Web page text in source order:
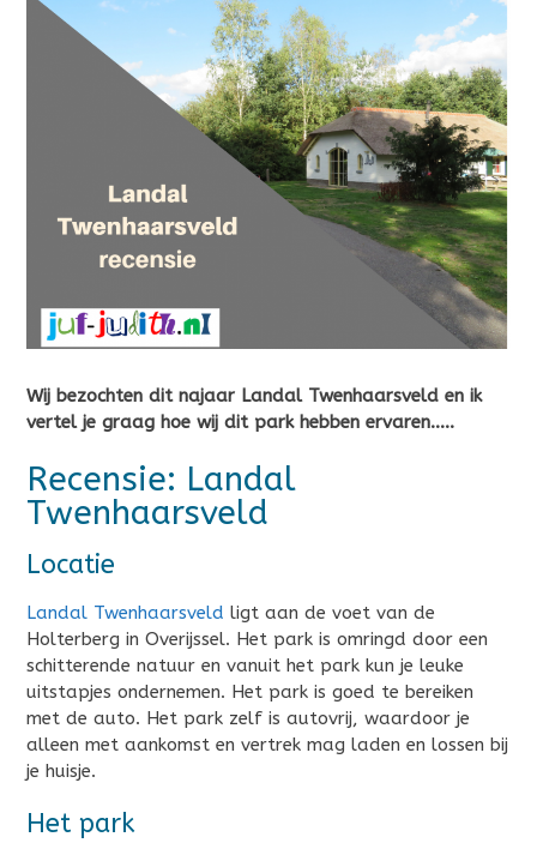
Wij bezochten dit najaar Landal Twenhaarsveld en ik
vertel je graag hoe wij dit park hebben ervaren…..
Recensie: Landal
Twenhaarsveld
Locatie
Landal Twenhaarsveld ligt aan de voet van de
Holterberg in Overijssel. Het park is omringd door een
schitterende natuur en vanuit het park kun je leuke
uitstapjes ondernemen. Het park is goed te bereiken
met de auto. Het park zelf is autovrij, waardoor je
alleen met aankomst en vertrek mag laden en lossen bij
je huisje.
Het park